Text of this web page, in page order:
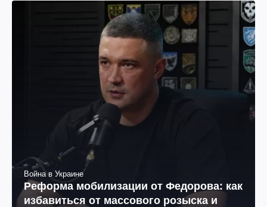
Война в Украине
Реформа мобилизации от Федорова: как
избавиться от массового розыска и